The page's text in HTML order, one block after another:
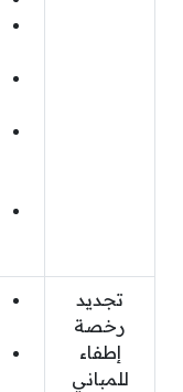
تجديد
رخصة
إطفاء
للمباني